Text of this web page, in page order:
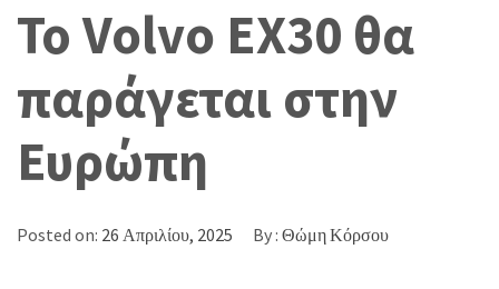
Το Volvo EX30 θα
παράγεται στην
Ευρώπη
Posted on: 26 Απριλίου, 2025 By : Θώμη Κόρσου